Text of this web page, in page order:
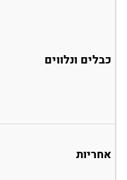
כבלים ונלווים
אחריות